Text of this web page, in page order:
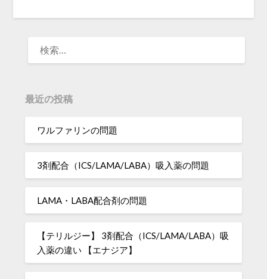
最近の投稿
ワルファリンの問題
3剤配合（ICS/LAMA/LABA）吸入薬の問題
LAMA・LABA配合剤の問題
【テリルジー】 3剤配合（ICS/LAMA/LABA）吸
入薬の違い 【エナジア】